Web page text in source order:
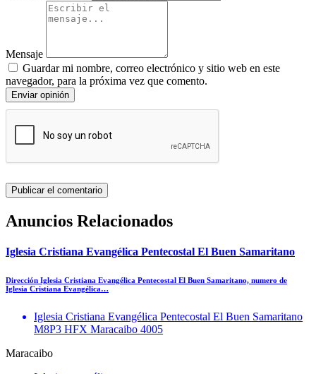
Mensaje
Guardar mi nombre, correo electrónico y sitio web en este
navegador, para la próxima vez que comento.
Enviar opinión
Anuncios Relacionados
Iglesia Cristiana Evangélica Pentecostal El Buen Samaritano
Dirección Iglesia Cristiana Evangélica Pentecostal El Buen Samaritano, numero de
Iglesia Cristiana Evangélica…
Iglesia Cristiana Evangélica Pentecostal El Buen Samaritano
M8P3 HFX Maracaibo 4005
Maracaibo